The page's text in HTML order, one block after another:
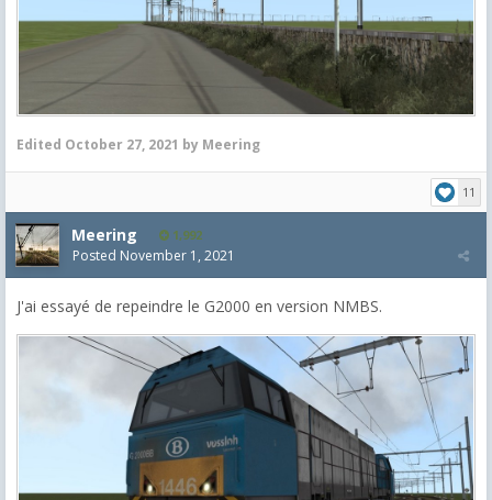
Edited October 27, 2021 by Meering
11
Meering 1,992
Posted November 1, 2021
J'ai essayé de repeindre le G2000 en version NMBS.